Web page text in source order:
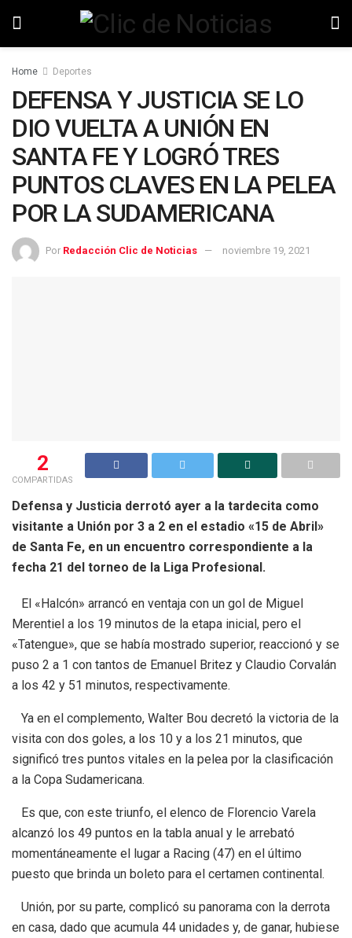
Home Deportes
DEFENSA Y JUSTICIA SE LO
DIO VUELTA A UNIÓN EN
SANTA FE Y LOGRÓ TRES
PUNTOS CLAVES EN LA PELEA
POR LA SUDAMERICANA
Por Redacción Clic de Noticias noviembre 19, 2021
2
COMPARTIDAS
Defensa y Justicia derrotó ayer a la tardecita como
visitante a Unión por 3 a 2 en el estadio «15 de Abril»
de Santa Fe, en un encuentro correspondiente a la
fecha 21 del torneo de la Liga Profesional.
El «Halcón» arrancó en ventaja con un gol de Miguel
Merentiel a los 19 minutos de la etapa inicial, pero el
«Tatengue», que se había mostrado superior, reaccionó y se
puso 2 a 1 con tantos de Emanuel Britez y Claudio Corvalán
a los 42 y 51 minutos, respectivamente.
Ya en el complemento, Walter Bou decretó la victoria de la
visita con dos goles, a los 10 y a los 21 minutos, que
significó tres puntos vitales en la pelea por la clasificación
a la Copa Sudamericana.
Es que, con este triunfo, el elenco de Florencio Varela
alcanzó los 49 puntos en la tabla anual y le arrebató
momentáneamente el lugar a Racing (47) en el último
puesto que brinda un boleto para el certamen continental.
Unión, por su parte, complicó su panorama con la derrota
en casa, dado que acumula 44 unidades y, de ganar, hubiese